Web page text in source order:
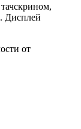
Дисплей
от